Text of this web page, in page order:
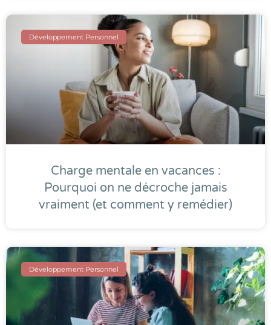
Développement Personnel
Charge mentale en vacances :
Pourquoi on ne décroche jamais
vraiment (et comment y remédier)
Développement Personnel